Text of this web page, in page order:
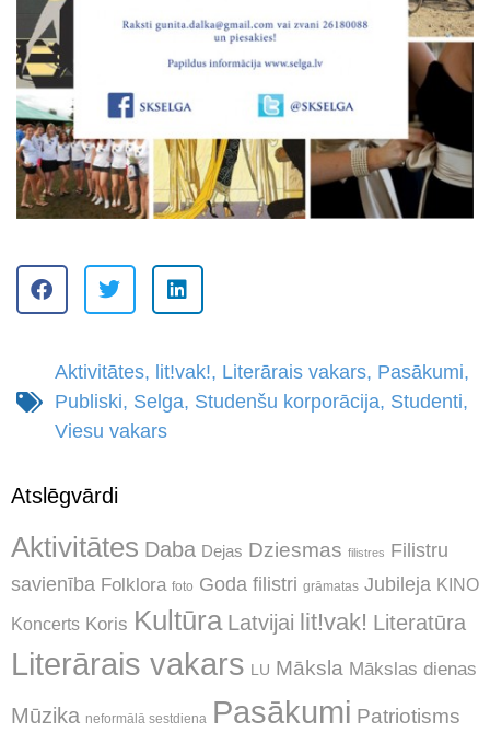
Aktivitātes, lit!vak!, Literārais vakars, Pasākumi,
Publiski, Selga, Studenšu korporācija, Studenti,
Viesu vakars
Atslēgvārdi
Aktivitātes Daba Dejas Dziesmas filistres Filistru
savienība Folklora foto Goda filistri grāmatas Jubileja KINO
Koncerts Koris Kultūra Latvijai lit!vak! Literatūra
Literārais vakars LU Māksla Mākslas dienas
Mūzika neformālā sestdiena Pasākumi Patriotisms